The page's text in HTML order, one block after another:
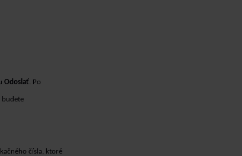
Odoslať. Po
budete
čísla, ktoré